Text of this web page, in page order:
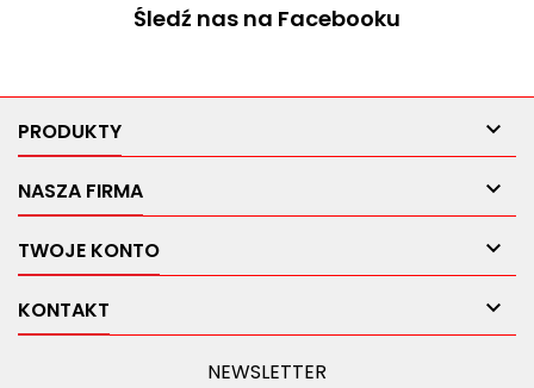
Śledź nas na Facebooku
PRODUKTY 
NASZA FIRMA 
TWOJE KONTO 
KONTAKT 
NEWSLETTER